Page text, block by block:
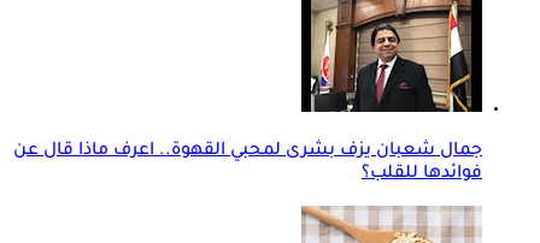
جمال شعبان يزف بشرى لمحبي القهوة.. اعرف ماذا قال عن
فوائدها للقلب؟